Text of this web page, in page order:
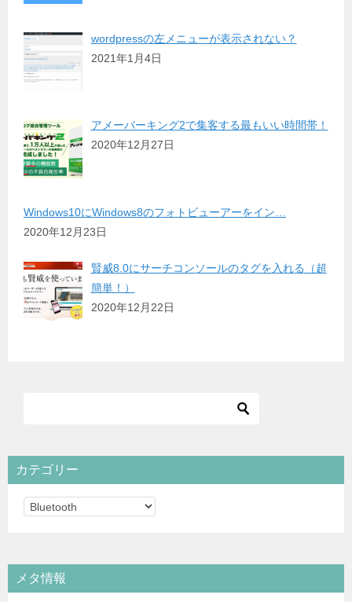
wordpressの左メニューが表示されない？
2021年1月4日
アメーバーキング2で集客する最もいい時間帯！
2020年12月27日
Windows10にWindows8のフォトビューアーをイン…
2020年12月23日
賢威8.0にサーチコンソールのタグを入れる（超
簡単！）
2020年12月22日
カテゴリー
カ
リ
ー
メタ情報